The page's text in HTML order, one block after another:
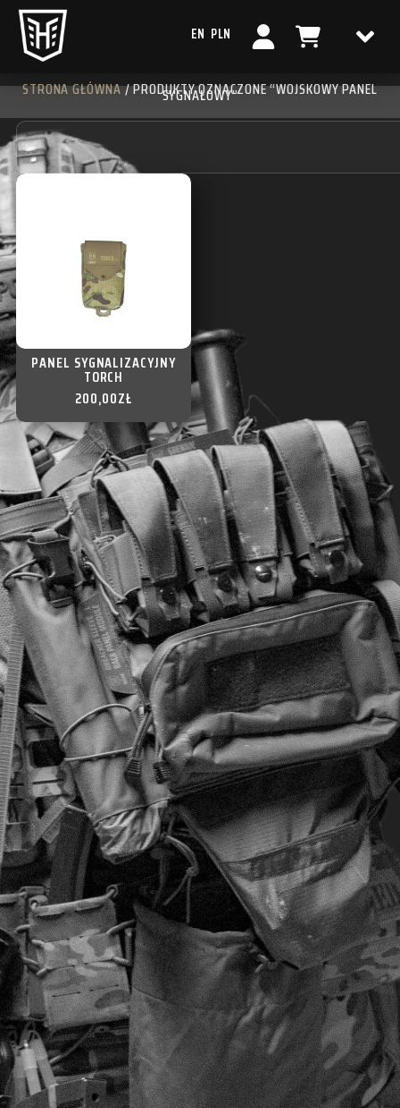
EN PLN
STRONA GŁÓWNA/ PRODUKTY OZNACZONE “WOJSKOWY PANEL
SYGNAŁOWY”
PANEL SYGNALIZACYJNY
TORCH
200,00ZŁ